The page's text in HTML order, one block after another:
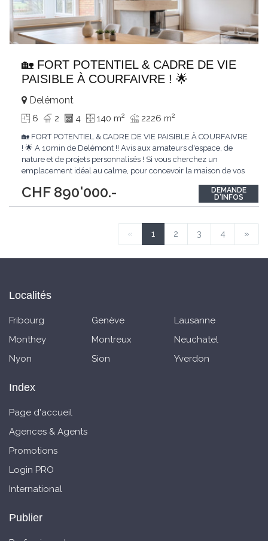
🏡 FORT POTENTIEL & CADRE DE VIE
PAISIBLE À COURFAIVRE ! 🌟
CHF 890'000.-
Delémont
6 2 4 140 m2 2226 m2
🏡 FORT POTENTIEL & CADRE DE VIE PAISIBLE À COURFAIVRE
! 🌟 A 10min de Delémont !! Avis aux amateurs d'espace, de
nature et de projets personnalisés ! Si vous cherchez un
emplacement idéal au calme, pour concevoir la maison de vos
Courfaivre (Haute-Sorne) 📐 Un terrain gigantesque de 2'226 m²
🌳 Le cadre de...
DEMANDE
D'INFOS
« 1 2 3 4 »
Localités
Fribourg Genève
Lausanne
Monthey
Montreux
Neuchatel
Nyon
Sion Yverdon
Index
Page d'accueil
Agences & Agents
Promotions
Login PRO
International
Publier